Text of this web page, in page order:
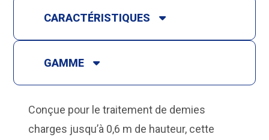
CARACTÉRISTIQUES
GAMME
Conçue pour le traitement de demies
charges jusqu’à 0,6 m de hauteur, cette